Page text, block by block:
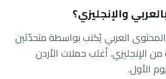
والإنجليزي؟
المحتوى العربي يُكتب بواسطة متحدّثين
الإنجليزي. أغلب حملات الأردن
الأول.